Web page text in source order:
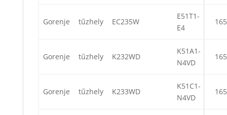
Gorenje tűzhely EC235W
E51T1-
E4
Gorenje tűzhely K232WD
K51A1-
N4VD
Gorenje tűzhely K233WD
K51C1-
N4VD